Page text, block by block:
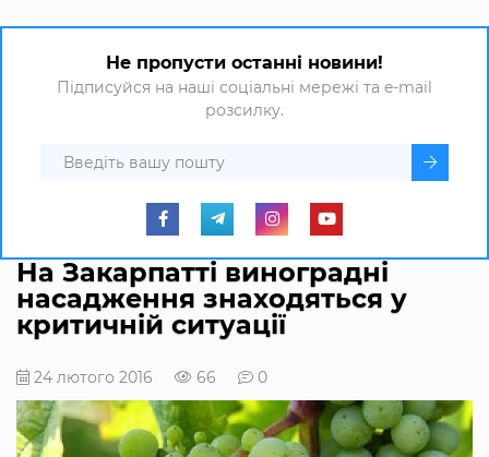
Не пропусти останні новини!
Підписуйся на наші соціальні мережі та e-mail
розсилку.
На Закарпатті виноградні
насадження знаходяться у
критичній ситуації
24 лютого 2016 66 0